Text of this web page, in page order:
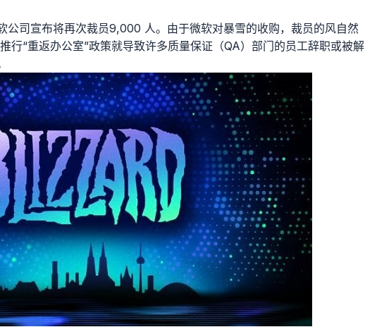
公司宣布将再次裁员9,000 人。由于微软对暴雪的收购，裁员的风自然
行“重返办公室”政策就导致许多质量保证（QA）部门的员工辞职或被解